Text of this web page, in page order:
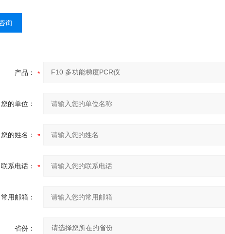
询
产品：
您的单位：
您的姓名：
联系电话：
常用邮箱：
省份：